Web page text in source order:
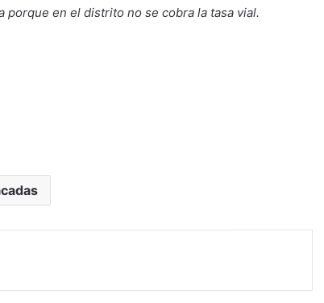
porque en el distrito no se cobra la tasa vial.